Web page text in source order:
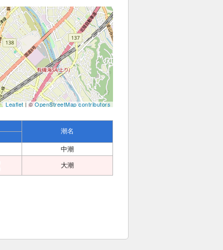
Leaflet| ©OpenStreetMap contributors
潮名
中潮
大潮